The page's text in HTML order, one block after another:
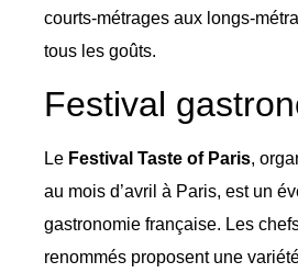
courts-métrages aux longs-
tous les goûts.
Festival
Le Festival Taste of Paris,
au mois d’avril à Paris, est un
gastronomie française. Les
renommés proposent une